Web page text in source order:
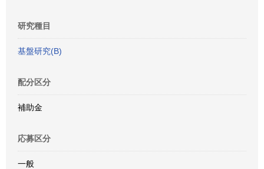
研究種目
基盤研究(B)
配分区分
補助金
応募区分
一般